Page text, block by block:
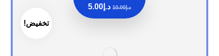
تخفيض!
د.إ10.00 د.إ 5.00